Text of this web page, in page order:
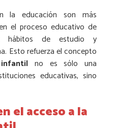
la educación son más
el proceso educativo de
hábitos de estudio y
Esto refuerza el concepto
no es sólo una
educativas, sino
el acceso a la